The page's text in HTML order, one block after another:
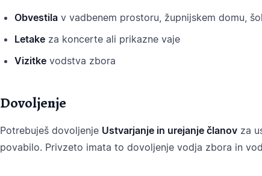
Obvestila v vadbenem prostoru, župnijskem domu,
Letake za koncerte ali prikazne vaje
Vizitke vodstva zbora
Dovoljenje
Potrebuješ dovoljenje Ustvarjanje in urejanje članov za
povabilo. Privzeto imata to dovoljenje vodja zbora in